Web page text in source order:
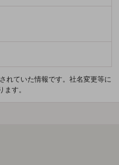
れていた情報です。社名変更等に
ます。